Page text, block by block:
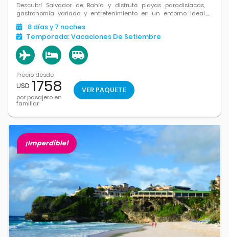
Descubrí Salvador de Bahía y disfrutá playas paradisíacas,
gastronomía variada y entretenimiento en un entorno ideal
para relajarte.
8 díasy 7 noches
Temporada:Vacaciones De Setiembre
Precio desde
USD 1758
por pasajero en
familiar
VER PAQUETE
¡Imperdible!